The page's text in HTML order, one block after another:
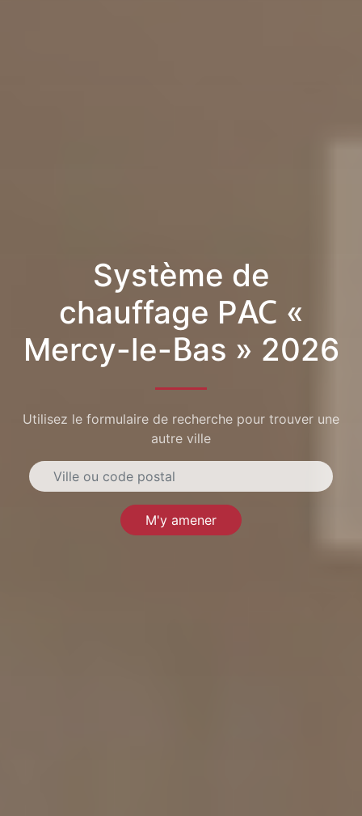
Système de
chauffage PAC «
Mercy-le-Bas » 2026
Utilisez le formulaire de recherche pour trouver une
autre ville
M'y amener